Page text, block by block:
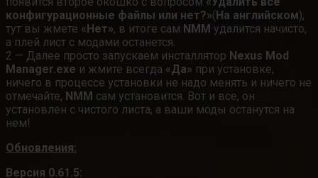
конфигурационные файлы или нет?»(На английском),
тут вы жмете «Нет», в итоге сам NMM удалится начисто,
а плей лист с модами останется.
2 — Далее просто запускаем инсталлятор Nexus Mod
Manager.exe и жмите всегда «Да» при установке,
ничего в процессе установки не надо менять и ничего не
отмечайте, NMM сам установится. Вот и все, он
установлен с чистого листа, а ваши моды останутся на
нем!
Обновления:
Версия 0.61.5: